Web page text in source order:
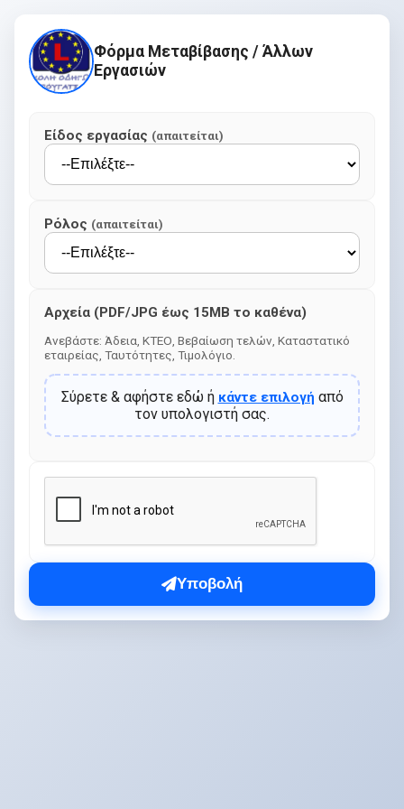
Φόρμα Μεταβίβασης / Άλλων
Εργασιών
Είδος εργασίας (απαιτείται)
Ρόλος (απαιτείται)
Αρχεία (PDF/JPG έως 15MB το καθένα)
Ανεβάστε: Άδεια, ΚΤΕΟ, Βεβαίωση τελών, Καταστατικό
εταιρείας, Ταυτότητες, Τιμολόγιο.
Σύρετε & αφήστε εδώ ή κάντε επιλογή από
τον υπολογιστή σας.
Υποβολή